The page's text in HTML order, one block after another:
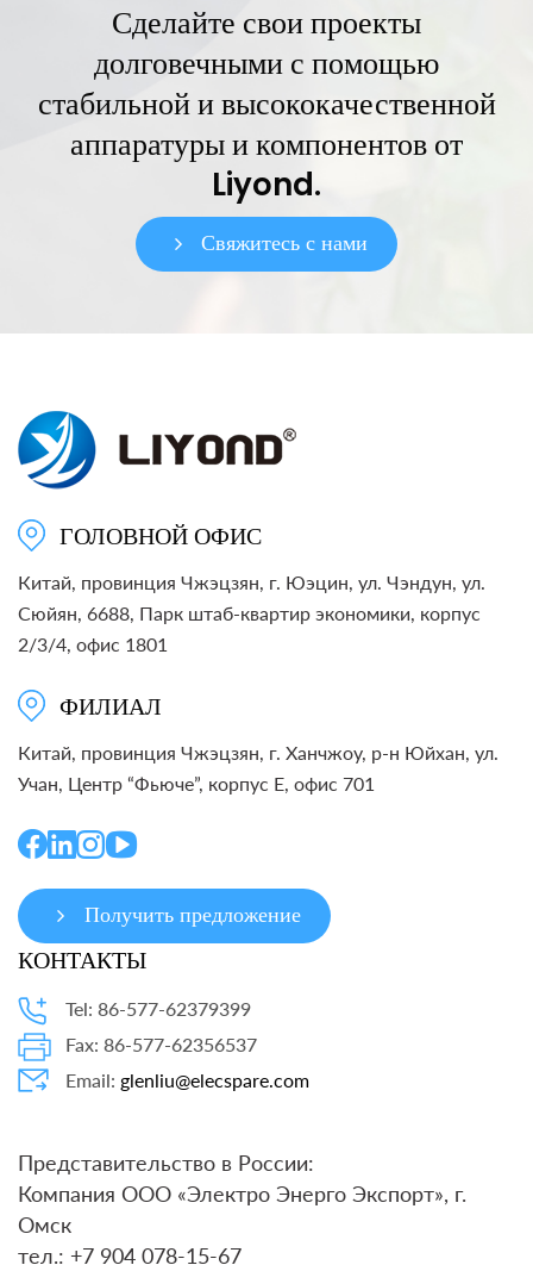
Сделайте свои проекты
долговечными с помощью
стабильной и высококачественной
аппаратуры и компонентов от
Liyond.
Свяжитесь с нами
ГОЛОВНОЙ ОФИС
Китай, провинция Чжэцзян, г. Юэцин, ул. Чэндун, ул.
Сюйян, 6688, Парк штаб-квартир экономики, корпус
2/3/4, офис 1801
ФИЛИАЛ
Китай, провинция Чжэцзян, г. Ханчжоу, р-н Юйхан, ул.
Учан, Центр “Фьюче”, корпус E, офис 701
Получить предложение
КОНТАКТЫ
Tel: 86-577-62379399
Fax: 86-577-62356537
Email: glenliu@elecspare.com
Представительство в России:
Компания ООО «Электро Энерго Экспорт», г.
Омск
тел.: +7 904 078-15-67